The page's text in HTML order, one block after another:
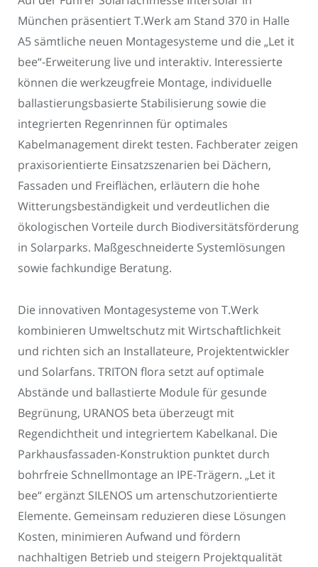
München präsentiert T.Werk am Stand 370 in Halle
A5 sämtliche neuen Montagesysteme und die „Let it
bee“-Erweiterung live und interaktiv. Interessierte
können die werkzeugfreie Montage, individuelle
ballastierungsbasierte Stabilisierung sowie die
integrierten Regenrinnen für optimales
Kabelmanagement direkt testen. Fachberater zeigen
praxisorientierte Einsatzszenarien bei Dächern,
Fassaden und Freiflächen, erläutern die hohe
Witterungsbeständigkeit und verdeutlichen die
ökologischen Vorteile durch Biodiversitätsförderung
in Solarparks. Maßgeschneiderte Systemlösungen
sowie fachkundige Beratung.
Die innovativen Montagesysteme von T.Werk
kombinieren Umweltschutz mit Wirtschaftlichkeit
und richten sich an Installateure, Projektentwickler
und Solarfans. TRITON flora setzt auf optimale
Abstände und ballastierte Module für gesunde
Begrünung, URANOS beta überzeugt mit
Regendichtheit und integriertem Kabelkanal. Die
Parkhausfassaden-Konstruktion punktet durch
bohrfreie Schnellmontage an IPE-Trägern. „Let it
bee“ ergänzt SILENOS um artenschutzorientierte
Elemente. Gemeinsam reduzieren diese Lösungen
Kosten, minimieren Aufwand und fördern
nachhaltigen Betrieb und steigern Projektqualität